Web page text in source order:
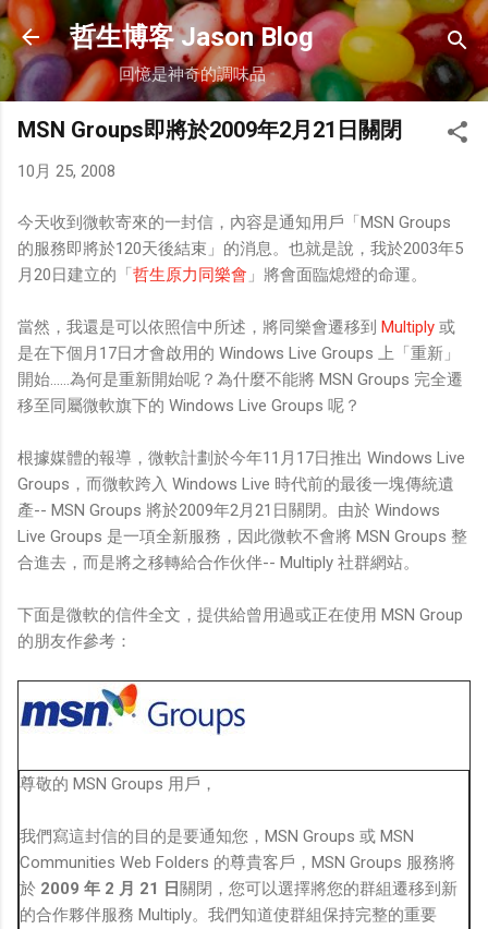
跳到主要內容
哲生博客 Jason Blog
回憶是神奇的調味品
MSN Groups即將於2009年2月21日關閉
10月 25, 2008
今天收到微軟寄來的一封信，內容是通知用戶「MSN Groups
的服務即將於120天後結束」的消息。也就是說，我於2003年5
月20日建立的「哲生原力同樂會 」將會面臨熄燈的命運。
當然，我還是可以依照信中所述，將同樂會遷移到 Multiply 或
是在下個月17日才會啟用的 Windows Live Groups 上「重新」
開始……為何是重新開始呢？為什麼不能將 MSN Groups 完全遷
移至同屬微軟旗下的 Windows Live Groups 呢？
根據媒體的報導，微軟計劃於今年11月17日推出 Windows Live
Groups，而微軟跨入 Windows Live 時代前的最後一塊傳統遺
產-- MSN Groups 將於2009年2月21日關閉。由於 Windows
Live Groups 是一項全新服務，因此微軟不會將 MSN Groups 整
合進去，而是將之移轉給合作伙伴-- Multiply 社群網站。
下面是微軟的信件全文，提供給曾用過或正在使用 MSN Group
的朋友作參考：
尊敬的 MSN Groups 用戶，
我們寫這封信的目的是要通知您，MSN Groups 或 MSN
Communities Web Folders 的尊貴客戶，MSN Groups 服務將
於 2009 年 2 月 21 日 關閉，您可以選擇將您的群組遷移到新
的合作夥伴服務 Multiply。我們知道使群組保持完整的重要